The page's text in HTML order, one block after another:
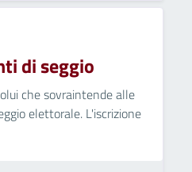
di seggio
che sovraintende alle
elettorale. L'iscrizione